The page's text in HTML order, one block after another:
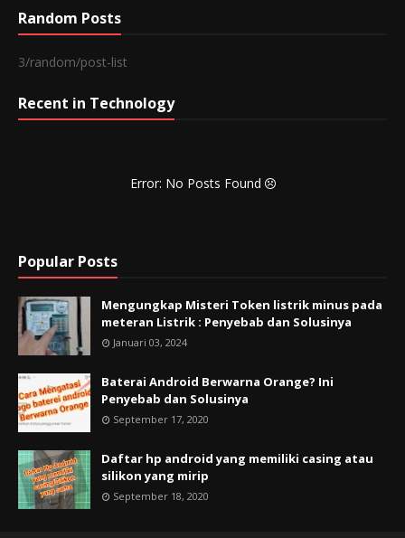
Random Posts
3/random/post-list
Recent in Technology
Error: No Posts Found
Popular Posts
Mengungkap Misteri Token listrik minus pada
meteran Listrik : Penyebab dan Solusinya
Januari 03, 2024
Baterai Android Berwarna Orange? Ini
Penyebab dan Solusinya
September 17, 2020
Daftar hp android yang memiliki casing atau
silikon yang mirip
September 18, 2020